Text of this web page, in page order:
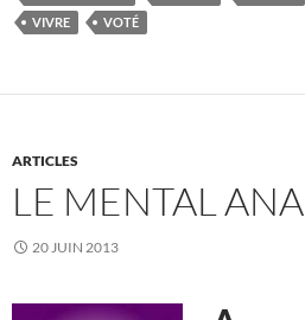
VIVRE
VOTÉ
ARTICLES
LE MENTAL
20 JUIN 2013